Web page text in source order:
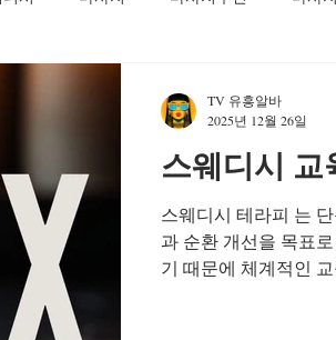
룸알바 편안한마사지 천안스
마사지알바 마사지구인 높은시급
스웨디시 교
스웨디시 테라피 는
과 순환 개선을 목표
기 때문에 체계적인
TV 유흥알바
2025년 12월 26일